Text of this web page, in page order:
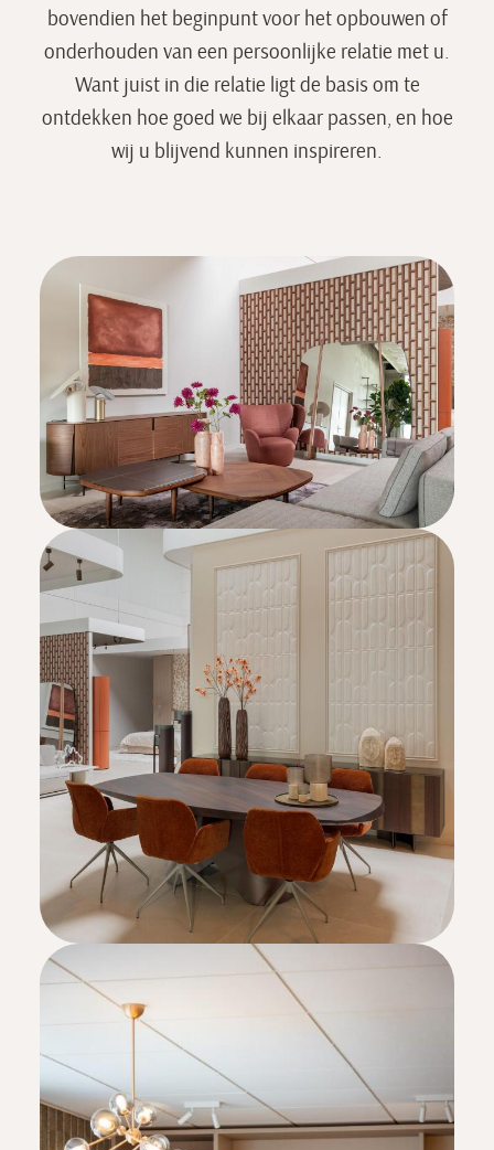
BLOG
MARITIEM
CONTACT
bovendien het beginpunt voor het opbouwen of
onderhouden van een persoonlijke relatie met u.
Want juist in die relatie ligt de basis om te
ontdekken hoe goed we bij elkaar passen, en hoe
wij u blijvend kunnen inspireren.